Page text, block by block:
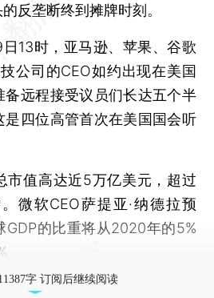
垄断终到摊牌时刻。
时，亚马逊、苹果、谷歌
公司的CEO如约出现在美国
备远程接受议员们长达五个半
是四位高管首次在美国国会听
值高达近5万亿美元，超过
微软CEO萨提亚·纳德拉预
GDP的比重将从2020年的5%
字 订阅后继续阅读